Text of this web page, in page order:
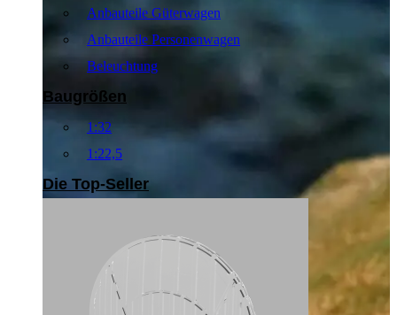
Anbauteile Güterwagen
Anbauteile Personenwagen
Beleuchtung
Baugrößen
1:32
1:22,5
Die Top-Seller